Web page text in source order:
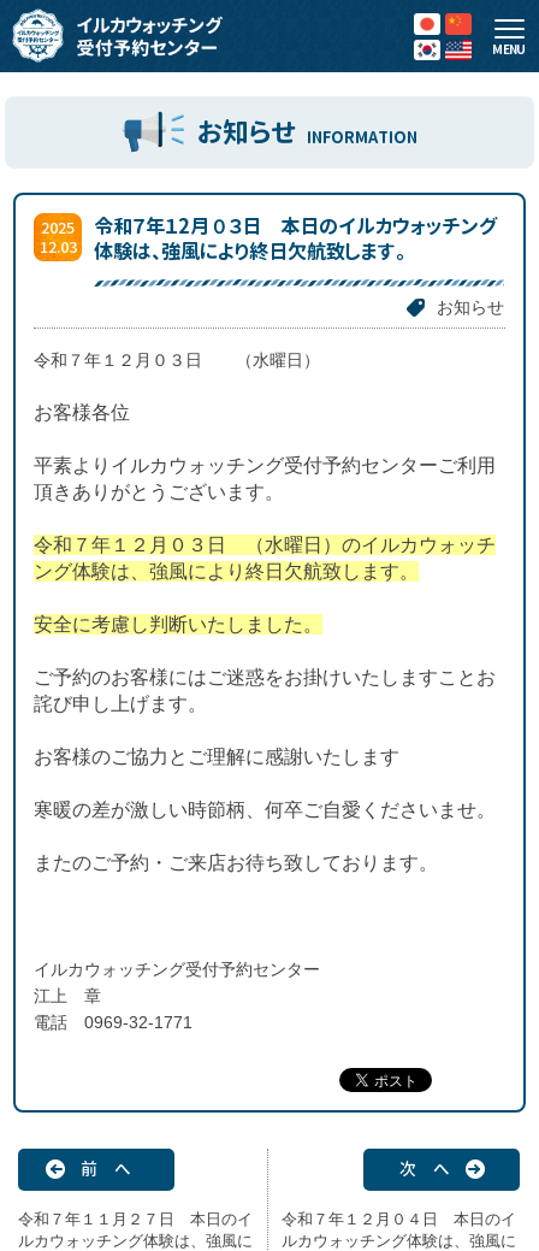
MENU
お知らせ INFORMATION
2025
12.03
令和７年１2月０３日 本日のイルカウォッチング
体験は、強風により終日欠航致します。
お知らせ
令和７年１２月０３日 （水曜日）
お客様各位
平素よりイルカウォッチング受付予約センターご利用
頂き ありがとうございます。
令和７年１２月０３日 （水曜日）のイルカウォッチ
ング体験は、強風により終日欠航致します。
安全に考慮し判断いたしました。
ご予約のお客様にはご迷惑をお掛けいたしますことお
詫び申し上げます。
お客様のご協力とご理解に感謝いたします
寒暖の差が激しい時節柄、何卒ご自愛くださいませ。
またのご予約・ご来店お待ち致しております。
イルカウォッチング受付予約センター
江上 章
電話 0969-32-1771
前 へ
令和７年１１月２７日 本日のイ
ルカウォッチング体験は、強風に
次 へ
令和７年１２月０４日 本日のイ
ルカウォッチング体験は、強風に